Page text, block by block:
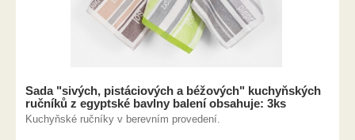
Sada "sivých, pistáciových a béžových" kuchyňských
ručníků z egyptské bavlny balení obsahuje: 3ks
Kuchyňské ručníky v berevním provedení.